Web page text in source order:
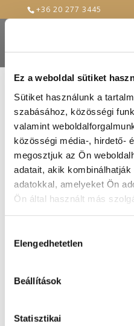
Ez a weboldal sütiket
Sütiket használunk a
szabásához, közösségi
valamint
közösségi média-, hirdető-
megosztjuk az Ön
adatait, akik
adatokkal, amelyeket Ön
Ön által használt más
kiválasztása
Elengedhetetlen
Beállítások
Statisztikai
+36 20 277 3445
rudolf-ii-a-
dvoranstvo
2019-Feb-15